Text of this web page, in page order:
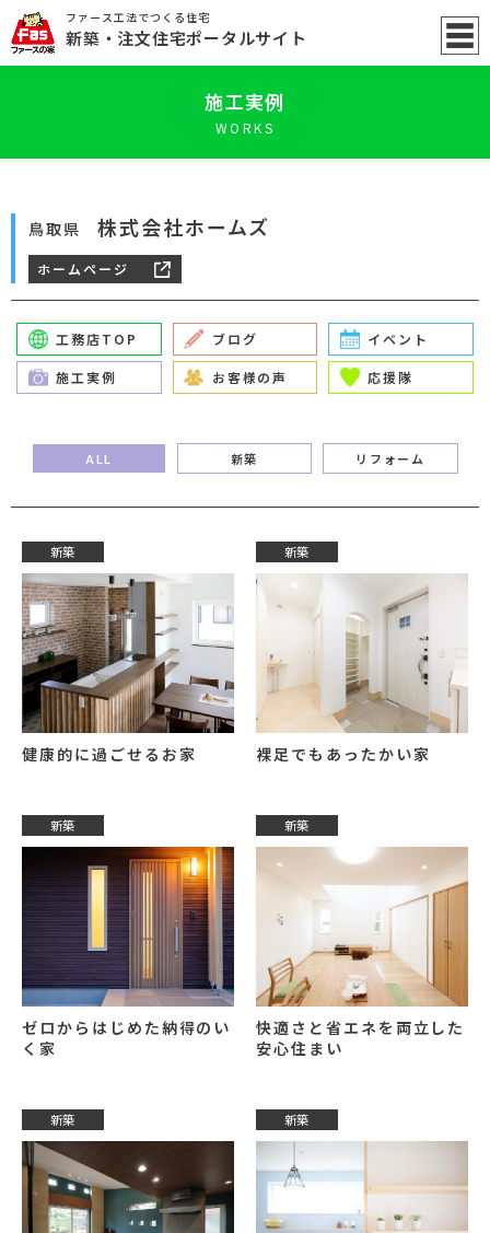
ファース工法でつくる住宅
新築 ・注文住宅ポータルサイト
施工実例
WORKS
鳥取県 株式会社ホームズ
ホームページ
工務店TOP ブログ イベント
施工実例 お客様の声 応援隊
ALL 新築 リフォーム
新築
健康的に過ごせるお家
新築
裸足でもあったかい家
新築
ゼロからはじめた納得のい
く家
新築
快適さと省エネを両立した
安心住まい
新築 新築